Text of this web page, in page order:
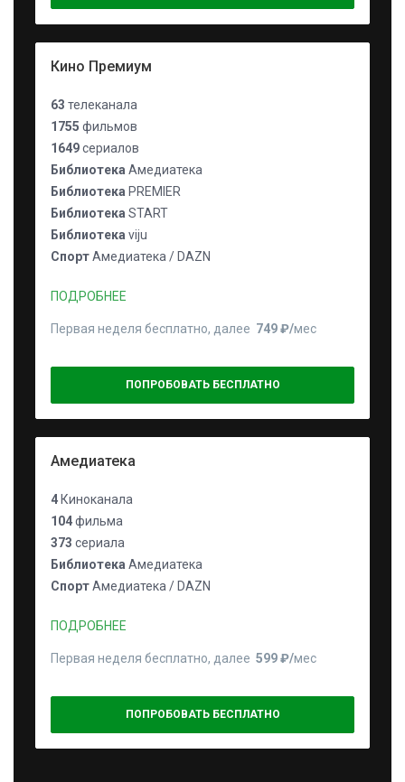
Кино Премиум
63 телеканала
1755 фильмов
1649сериалов
Библиотека Амедиатека
Библиотека PREMIER
Библиотека START
Библиотека viju
СпортАмедиатека / DAZN
ПОДРОБНЕЕ
Первая неделя бесплатно, далее 749 ₽⁠/⁠мес
ПОПРОБОВАТЬ БЕСПЛАТНО
Амедиатека
4 Киноканала
104фильма
373 сериала
Библиотека Амедиатека
СпортАмедиатека / DAZN
ПОДРОБНЕЕ
Первая неделя бесплатно, далее 599 ₽⁠/⁠мес
ПОПРОБОВАТЬ БЕСПЛАТНО